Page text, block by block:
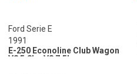
Ford Serie E
1991
E-250 Econoline Club Wagon
V8 5.8L - V8 7.5L